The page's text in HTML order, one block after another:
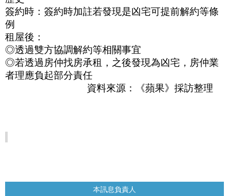
簽約時：簽約時加註若發現是凶宅可提前解約等條
例
租屋後：
◎透過雙方協調解約等相關事宜
◎若透過房仲找房承租，之後發現為凶宅，房仲業
者理應負起部分責任
資料來源：《蘋果》採訪整理
本訊息負責人